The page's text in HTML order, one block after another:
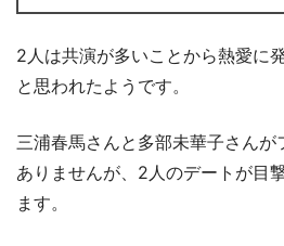
2人は共演が多いことから熱愛に
と思われたようです。
三浦春馬さんと多部未華子さん
ありませんが、2人のデートが目
ます。